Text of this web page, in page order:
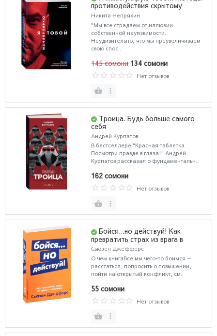
противодействия скрытому
влиянию
Никита Непряхин
"Мы все страдаем от иллюзии
собственной неуязвимости.
Неудивительно, что мы преувеличиваем
свою спос..
145 сомони 134 сомони
Нет отзывов
Троица. Будь больше самого
себя
Андрей Курпатов
В бестселлере "Красная таблетка.
Посмотри правде в глаза!" Андрей
Курпатов рассказал о фундаментальн..
162 сомони
Нет отзывов
Бойся...но действуй! Как
превратить страх из врага в
союзника
Сьюзен Джефферс
О чем книгаВсе мы чего-то боимся —
расстаться, попросить о повышении,
пойти на открытый конфликт, см..
55 сомони
Нет отзывов